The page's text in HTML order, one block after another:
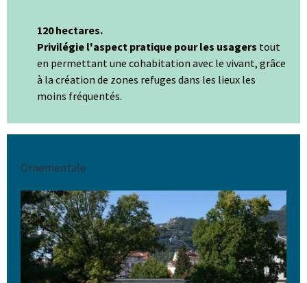
120 hectares.
Privilégie l'aspect pratique pour les usagers tout
en permettant une cohabitation avec le vivant, grâce
à la création de zones refuges dans les lieux les
moins fréquentés.
Ornementale